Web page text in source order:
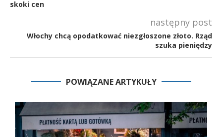
skoki cen
następny post
Włochy chcą opodatkować niezgłoszone złoto. Rząd
szuka pieniędzy
POWIĄZANE ARTYKUŁY